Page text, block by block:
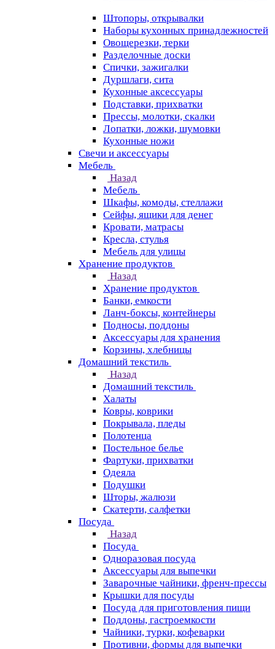
Штопоры, открывалки
Наборы кухонных принадлежностей
Овощерезки, терки
Разделочные доски
Спички, зажигалки
Дуршлаги, сита
Кухонные аксессуары
Подставки, прихватки
Прессы, молотки, скалки
Лопатки, ложки, шумовки
Кухонные ножи
Свечи и аксессуары
Мебель
Назад
Мебель
Шкафы, комоды, стеллажи
Сейфы, ящики для денег
Кровати, матрасы
Кресла, стулья
Мебель для улицы
Хранение продуктов
Назад
Хранение продуктов
Банки, емкости
Ланч-боксы, контейнеры
Подносы, поддоны
Аксессуары для хранения
Корзины, хлебницы
Домашний текстиль
Назад
Домашний текстиль
Халаты
Ковры, коврики
Покрывала, пледы
Полотенца
Постельное белье
Фартуки, прихватки
Одеяла
Подушки
Шторы, жалюзи
Скатерти, салфетки
Посуда
Назад
Посуда
Одноразовая посуда
Аксессуары для выпечки
Заварочные чайники, френч-прессы
Крышки для посуды
Посуда для приготовления пищи
Поддоны, гастроемкости
Чайники, турки, кофеварки
Противни, формы для выпечки